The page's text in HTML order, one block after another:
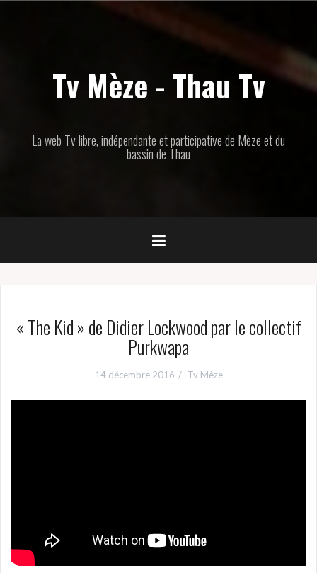
Tv Mèze - Thau Tv
La web Tv libre, indépendante et participative de Mèze et du
bassin de Thau
« The Kid » de Didier Lockwood par le collectif
Purkwapa
14 décembre 2016 Tv Mèze